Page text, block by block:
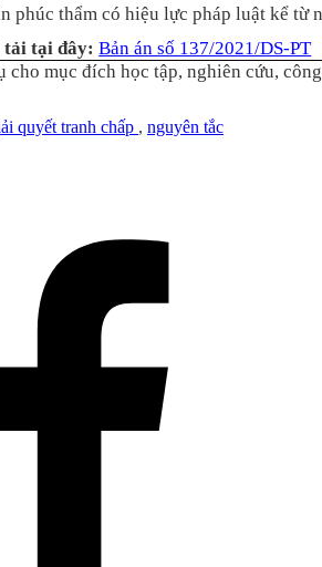
phúc thẩm có hiệu lực pháp luật kể từ
tải tại đây: Bản án số 137/2021/DS-PT
cho mục đích học tập, nghiên cứu, công
quyết tranh chấp , nguyên tắc